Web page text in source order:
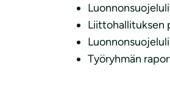
Liittohallituksen
Työryhmän